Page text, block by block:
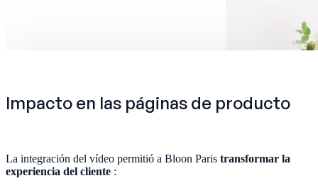
Impacto en las páginas de producto
La integración del vídeo permitió a Bloon Paris transformar la
experiencia del cliente :